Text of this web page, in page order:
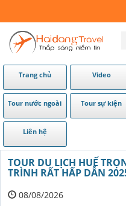
Trang chủ Video
Tour nước ngoài Tour sự kiện
Liên hệ
TOUR DU LỊCH HUẾ
TRÌNH RẤT HẤP DẪN
08/08/2026